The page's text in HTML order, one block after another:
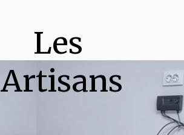
Les
Artisans